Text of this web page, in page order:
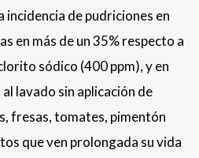
incidencia de pudriciones en
en más de un 35% respecto a
sódico (400 ppm), y en
lavado sin aplicación de
fresas, tomates, pimentón
que ven prolongada su vida